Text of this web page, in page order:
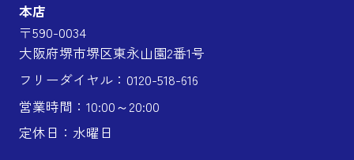
本店
〒590-0034
大阪府堺市堺区東永山園2番1号
フリーダイヤル：0120-518-616
営業時間：10:00～20:00
定休日：水曜日